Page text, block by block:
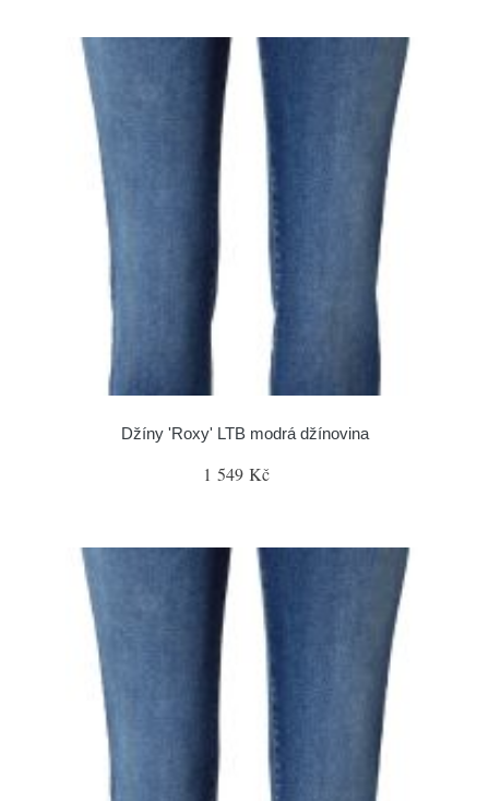
Džíny 'Roxy' LTB modrá džínovina
1 549 Kč